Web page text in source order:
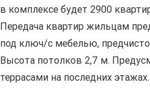
в комплексе будет 2900
Передача квартир жильцам
под ключ/с мебелью,
Высота потолков 2,7 м.
террасами на последних этажах.